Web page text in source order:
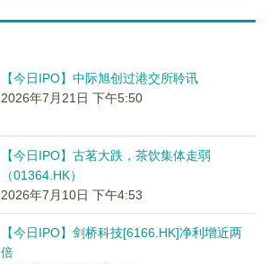
【今日IPO】中际旭创过港交所聆讯
2026年7月21日 下午5:50
【今日IPO】古茗大跌，茶饮集体走弱
（01364.HK）
2026年7月10日 下午4:53
【今日IPO】剑桥科技[6166.HK]净利增近两
倍